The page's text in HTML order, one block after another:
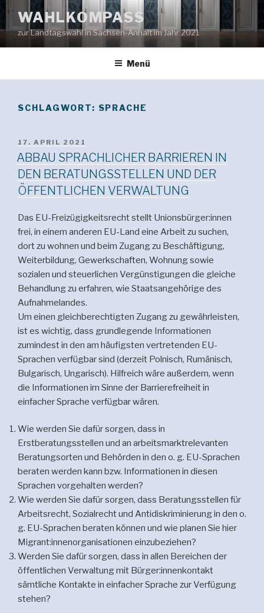
Inhalt
springen
WAHLKOMPASS
zur Landtagswahl in Sachsen-Anhalt im Jahr 2021
Menü
SCHLAGWORT: SPRACHE
VERÖFFENTLICHT
AM
17. APRIL 2021
ABBAU SPRACHLICHER BARRIEREN IN
DEN BERATUNGSSTELLEN UND DER
ÖFFENTLICHEN VERWALTUNG
Das EU-Freizügigkeitsrecht stellt Unionsbürger:innen
frei, in einem anderen EU-Land eine Arbeit zu suchen,
dort zu wohnen und beim Zugang zu Beschäftigung,
Weiterbildung, Gewerkschaften, Wohnung sowie
sozialen und steuerlichen Vergünstigungen die gleiche
Behandlung zu erfahren, wie Staatsangehörige des
Aufnahmelandes.
Um einen gleichberechtigten Zugang zu gewährleisten,
ist es wichtig, dass grundlegende Informationen
zumindest in den am häufigsten vertretenden EU-
Sprachen verfügbar sind (derzeit Polnisch, Rumänisch,
Bulgarisch, Ungarisch). Hilfreich wäre außerdem, wenn
die Informationen im Sinne der Barrierefreiheit in
einfacher Sprache verfügbar wären.
Wie werden Sie dafür sorgen, dass in
Erstberatungsstellen und an arbeitsmarktrelevanten
Beratungsorten und Behörden in den o. g. EU-Sprachen
beraten werden kann bzw. Informationen in diesen
Sprachen vorgehalten werden?
Wie werden Sie dafür sorgen, dass Beratungsstellen für
Arbeitsrecht, Sozialrecht und Antidiskriminierung in den o.
g. EU-Sprachen beraten können und wie planen Sie hier
Migrant:innenorganisationen einzubeziehen?
Werden Sie dafür sorgen, dass in allen Bereichen der
öffentlichen Verwaltung mit Bürger:innenkontakt
sämtliche Kontakte in einfacher Sprache zur Verfügung
stehen?